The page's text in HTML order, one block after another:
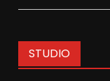
STUDIO